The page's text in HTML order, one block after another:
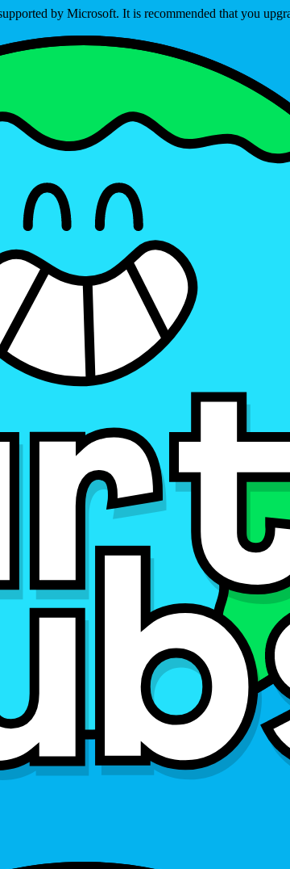
by Microsoft. It is recommended that you